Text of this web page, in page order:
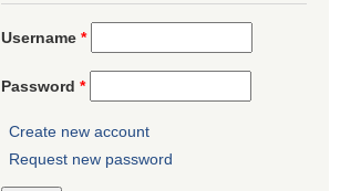
Username *
Password *
Create new account
Request new password